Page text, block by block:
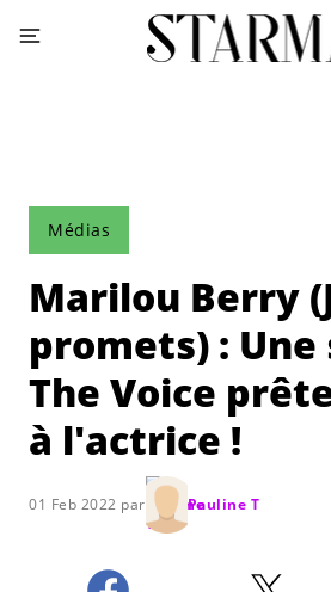
Médias
Marilou Berry
promets) :
The Voice
à l'actrice !
01 Feb 2022 par Pauline T